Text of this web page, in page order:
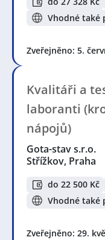
Vhodné také
Zveřejněno: 5.
Kvalitáři a
laboranti
nápojů)
Gota-stav s.r.o.
Střížkov, Praha
do 22 500 Kč
Vhodné také
Zveřejněno: 29.